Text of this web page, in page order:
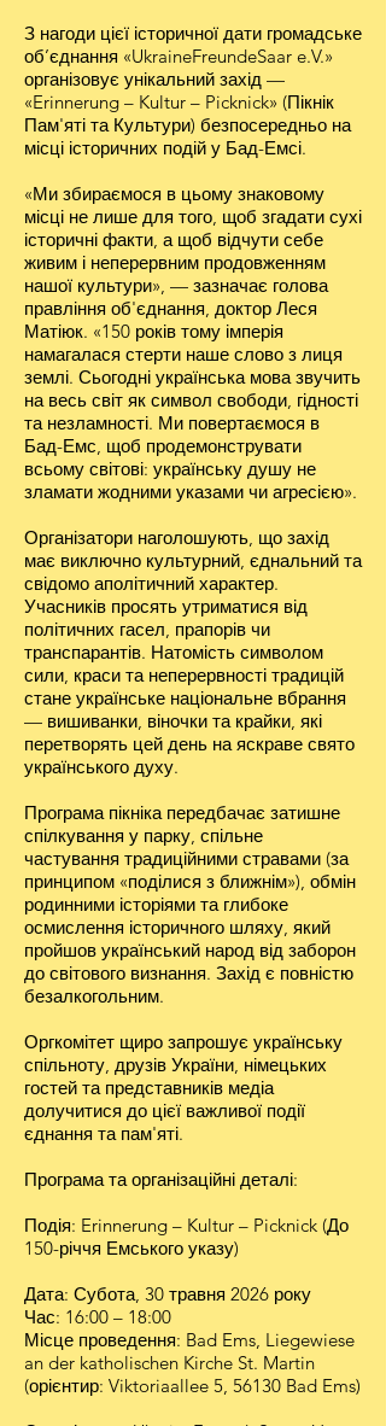
З нагоди цієї історичної дати громадське
об’єднання «UkraineFreundeSaar e.V.»
організовує унікальний захід —
«Erinnerung – Kultur – Picknick» (Пікнік
Пам'яті та Культури) безпосередньо на
місці історичних подій у Бад-Емсі.
«Ми збираємося в цьому знаковому
місці не лише для того, щоб згадати сухі
історичні факти, а щоб відчути себе
живим і неперервним продовженням
нашої культури», — зазначає голова
правління об'єднання, доктор Леся
Матіюк. «150 років тому імперія
намагалася стерти наше слово з лиця
землі. Сьогодні українська мова звучить
на весь світ як символ свободи, гідності
та незламності. Ми повертаємося в
Бад-Емс, щоб продемонструвати
всьому світові: українську душу не
зламати жодними указами чи агресією».
Організатори наголошують, що захід
має виключно культурний, єднальний та
свідомо аполітичний характер.
Учасників просять утриматися від
політичних гасел, прапорів чи
транспарантів. Натомість символом
сили, краси та неперервності традицій
стане українське національне вбрання
— вишиванки, віночки та крайки, які
перетворять цей день на яскраве свято
українського духу.
Програма пікніка передбачає затишне
спілкування у парку, спільне
частування традиційними стравами (за
принципом «поділися з ближнім»), обмін
родинними історіями та глибоке
осмислення історичного шляху, який
пройшов український народ від заборон
до світового визнання. Захід є повністю
безалкогольним.
Оргкомітет щиро запрошує українську
спільноту, друзів України, німецьких
гостей та представників медіа
долучитися до цієї важливої події
єднання та пам'яті.
Програма та організаційні деталі:
Подія: Erinnerung – Kultur – Picknick (До
150-річчя Емського указу)
Дата: Субота, 30 травня 2026 року
Час: 16:00 – 18:00
Місце проведення: Bad Ems, Liegewiese
an der katholischen Kirche St. Martin
(орієнтир: Viktoriaallee 5, 56130 Bad Ems)